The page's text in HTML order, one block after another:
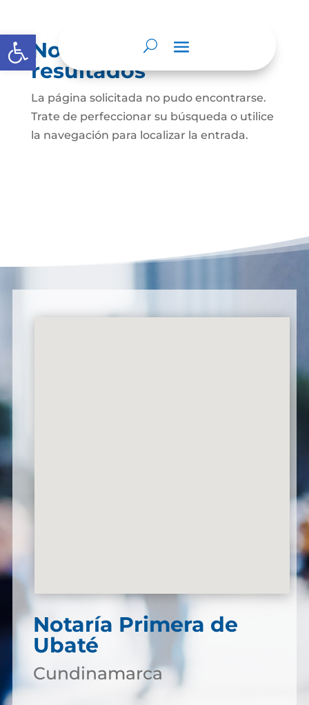
Abrir barra de herramientas
No se encontraron
resultados
La página solicitada no pudo encontrarse.
Trate de perfeccionar su búsqueda o utilice
la navegación para localizar la entrada.
Notaría Primera de
Ubaté
Cundinamarca